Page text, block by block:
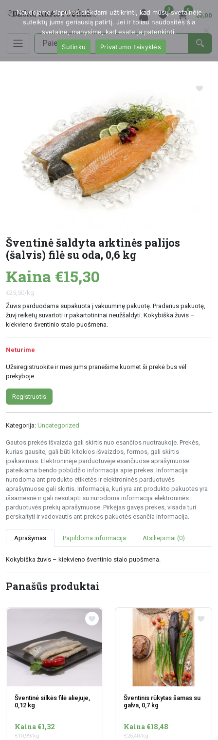
0 0
€0,00
Šventinė šaldyta arktinės palijos
(šalvis) filė su oda, 0,6 kg
Kaina €15,30
€25,50/kg
Žuvis parduodama supakuota į vakuuminę pakuotę. Pradarius pakuotę,
žuvį reikėtų suvartoti ir pakartotininai neužšaldyti. Kokybiška žuvis –
kiekvieno šventinio stalo puošmena.
Neturime
Užsiregistruokite ir mes jums pranešime kuomet ši prekė bus vėl
prekyboje.
Registruotis
Kategorija: Uncategorized
Gautos prekės išvaizda gali skirtis nuo esančios nuotraukoje. Prekės,
kurias gausite, gali būti kitokios išvaizdos, formos, gali skirtis
įpakavimas. Elektroninėje parduotuvėje esančiuose aprašymuose
pateikiama bendo pobūdžio informacija apie prekes. Informacija
nurodoma ant produkto etiketės ir elektroninės parduotuvės
aprašymuose gali skirtis. Informacija, kuri yra ant produkto pakuotės yra
išsamesnė ir gali nesutapti su nurodoma informacija elektroninės
parduotuvės prekių aprašymuose. Pirkėjas gavęs prekes, visada turi
perskaityti ir vadovautis ant prekės pakuotės esančia informacija.
Aprašymas Papildoma informacija Atsiliepimai (0)
Kokybiška žuvis – kiekvieno šventinio stalo puošmena.
Panašūs produktai
Šventinė silkės filė aliejuje,
0,12 kg
Kaina €1,32
€10,99/kg
Šventinis rūkytas šamas su
galva, 0,7 kg
Kaina €18,48
€26,40/kg
Naudojame slapukus siekdami užtikrinti, kad mūsų svetainėje
suteiktų jums geriausią patirtį. Jei ir toliau naudositės šia
svetaine, manysime, kad esate ja patenkinti.
Sutinku
Privatumo taisyklės